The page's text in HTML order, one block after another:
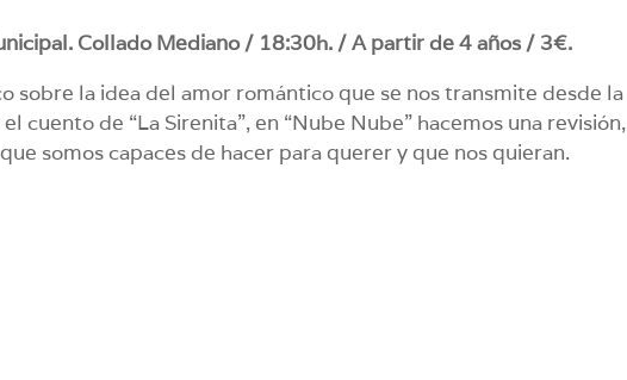
Collado Mediano / 18:30h. / A partir de 4 años / 3€.
sobre la idea del amor romántico que se nos transmite desde la
cuento de “La Sirenita”, en “Nube Nube” hacemos una revisión,
somos capaces de hacer para querer y que nos quieran.